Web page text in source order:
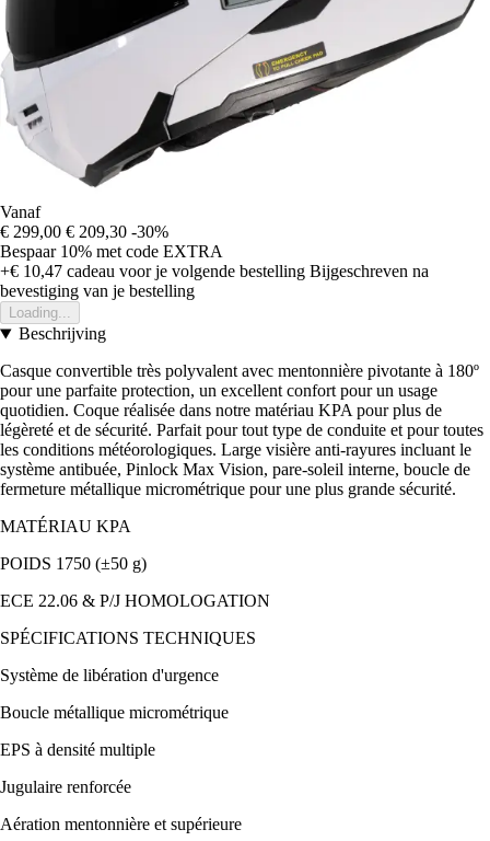
Vanaf
€ 299,00 € 209,30 -30%
Bespaar 10% met code EXTRA
+€ 10,47 cadeau voor je volgende bestelling Bijgeschreven na
bevestiging van je bestelling
Loading...
Beschrijving
Casque convertible très polyvalent avec mentonnière pivotante à 180º
pour une parfaite protection, un excellent confort pour un usage
quotidien. Coque réalisée dans notre matériau KPA pour plus de
légèreté et de sécurité. Parfait pour tout type de conduite et pour toutes
les conditions météorologiques. Large visière anti-rayures incluant le
système antibuée, Pinlock Max Vision, pare-soleil interne, boucle de
fermeture métallique micrométrique pour une plus grande sécurité.
MATÉRIAU KPA
POIDS 1750 (±50 g)
ECE 22.06 & P/J HOMOLOGATION
SPÉCIFICATIONS TECHNIQUES
Système de libération d'urgence
Boucle métallique micrométrique
EPS à densité multiple
Jugulaire renforcée
Aération mentonnière et supérieure